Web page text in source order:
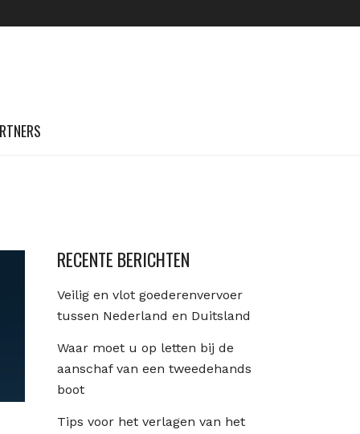
RECENTE BERICHTEN
Veilig en vlot goederenvervoer
tussen Nederland en Duitsland
Waar moet u op letten bij de
aanschaf van een tweedehands
boot
Tips voor het verlagen van het